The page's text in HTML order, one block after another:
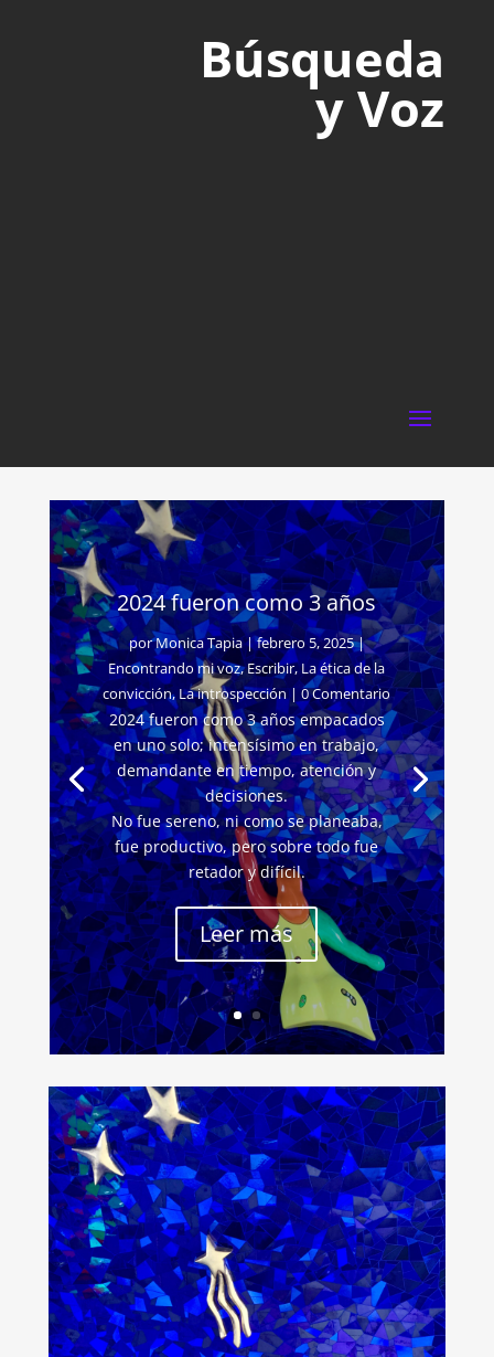
Búsqueda
y Voz
2024 fueron como 3 años
porMonica Tapia|febrero 5, 2025|
Encontrando mi voz,Escribir,La ética de la
convicción, La introspección| 0 Comentario
2024 fueron como 3 años empacados
en uno solo; intensísimo en trabajo,
demandante en tiempo, atención y
decisiones.
No fue sereno, ni como se planeaba,
fue productivo, pero sobre todo fue
retador y difícil.
Leer más